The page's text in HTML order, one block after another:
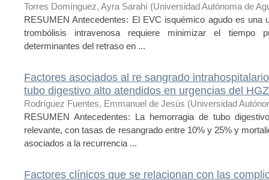
Torres Domínguez, Ayra Sarahí (Universidad Autónoma de
RESUMEN Antecedentes: El EVC isquémico agudo es una
trombólisis intravenosa requiere minimizar el tiempo
determinantes del retraso en ...
Factores asociados al re sangrado
tubo digestivo alto atendidos en urgencias del
Rodríguez Fuentes, Emmanuel de Jesús (Universidad
RESUMEN Antecedentes: La hemorragia de tubo
relevante, con tasas de resangrado entre 10% y 25% y
asociados a la recurrencia ...
Factores clínicos que se relacionan con las